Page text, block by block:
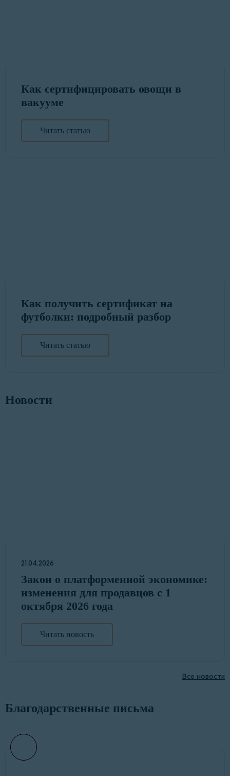
Как сертифицировать овощи в
вакууме
Читать статью
Как получить сертификат на
футболки: подробный разбор
Читать статью
Новости
21.04.2026
Закон о платформенной экономике:
изменения для продавцов с 1
октября 2026 года
Читать новость
Все новости
Благодарственные письма